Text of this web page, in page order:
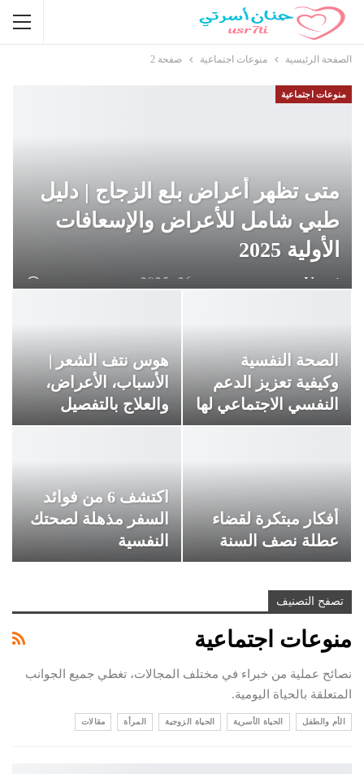
الصفحة الرئيسية منوعات اجتماعية صفحة 2
منوعات اجتماعية
متى تظهر أعراض بلع الزجاج | دليل
طبي شامل للأعراض والإسعافات
الأولية 2025
الصحة النفسية
وكيفية تعزيز الدعم
النفسي الاجتماعي لها
هوس نتف الشعر |
الأسباب، الأعراض،
والعلاج بالتفصيل
أفكار مبتكرة لقضاء
عطلة نصف السنة
اكتشف 6 من فوائد
السفر مذهلة لصحتك
النفسية
تصفح التصنيف
منوعات اجتماعية
نصائح عملية من خبراء في مختلف المجالات، تغطي جميع الجوانب
المتعلقة بالحياة اليومية.
الأم والطفل الحياة الأسرية الحياة الزوجية المرأة مقالات